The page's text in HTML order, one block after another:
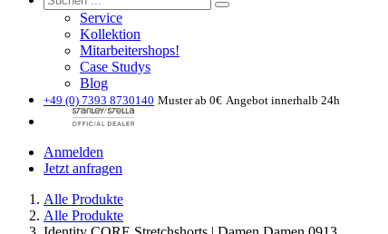
Service
Kollektion
Mitarbeitershops!
Case Studys
Blog
+49 (0) 7393 8730140 Muster ab 0€ Angebot innerhalb 24h
Anmelden
Jetzt anfragen
Alle Produkte
Alle Produkte